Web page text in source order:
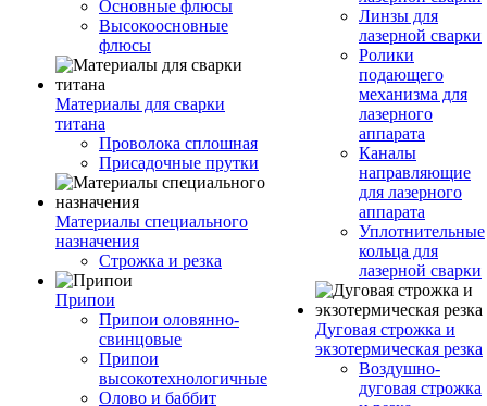
Основные флюсы
Высокоосновные
флюсы
Материалы для сварки
титана
Проволока сплошная
Присадочные прутки
Материалы специального
назначения
Строжка и резка
Припои
Припои оловянно-
свинцовые
Припои
высокотехнологичные
Олово и баббит
Линзы для
лазерной сварки
Ролики
подающего
механизма для
лазерного
аппарата
Каналы
направляющие
для лазерного
аппарата
Уплотнительные
кольца для
лазерной сварки
Дуговая строжка и
экзотермическая резка
Воздушно-
дуговая строжка